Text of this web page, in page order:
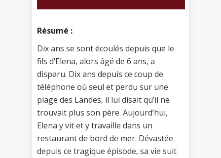
Résumé :
Dix ans se sont écoulés depuis que le
fils d’Elena, alors âgé de 6 ans, a
disparu. Dix ans depuis ce coup de
téléphone où seul et perdu sur une
plage des Landes, il lui disait qu’il ne
trouvait plus son père. Aujourd’hui,
Elena y vit et y travaille dans un
restaurant de bord de mer. Dévastée
depuis ce tragique épisode, sa vie suit